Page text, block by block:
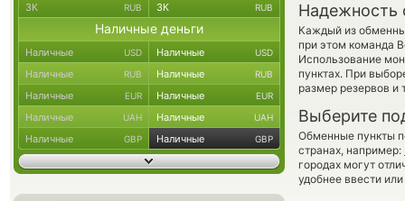
Надежность
Каждый из
при этом команда
Использование
пунктах. При
размер резервов и
Выберите
Обменные пункты
странах, например:
городах могут
удобнее ввести
ЗК RUB ЗК RUB
Наличные деньги
Наличные USD Наличные USD
Наличные RUB Наличные RUB
Наличные EUR Наличные EUR
Наличные UAH Наличные UAH
Наличные GBP Наличные GBP